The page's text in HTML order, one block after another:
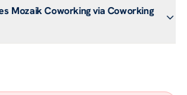
Mozaik Coworking via Coworking